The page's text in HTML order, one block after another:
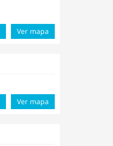
Ver mapa
Ver mapa